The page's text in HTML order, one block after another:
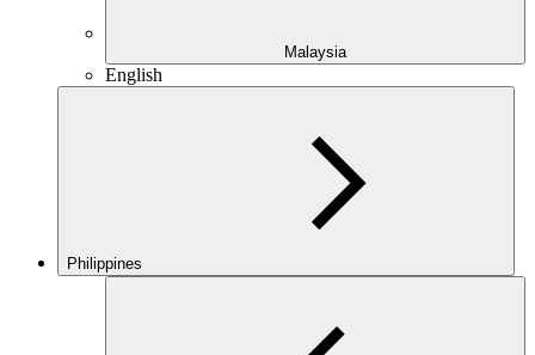
Malaysia
English
Philippines